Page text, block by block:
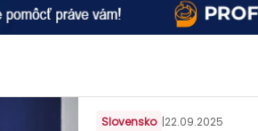
Slovensko |22.09.2025